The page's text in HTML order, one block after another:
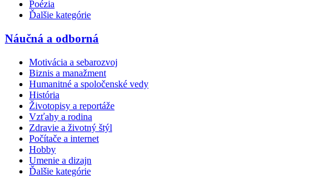
Poézia
Ďalšie kategórie
Náučná a odborná
Motivácia a sebarozvoj
Biznis a manažment
Humanitné a spoločenské vedy
História
Životopisy a reportáže
Vzťahy a rodina
Zdravie a životný štýl
Počítače a internet
Hobby
Umenie a dizajn
Ďalšie kategórie